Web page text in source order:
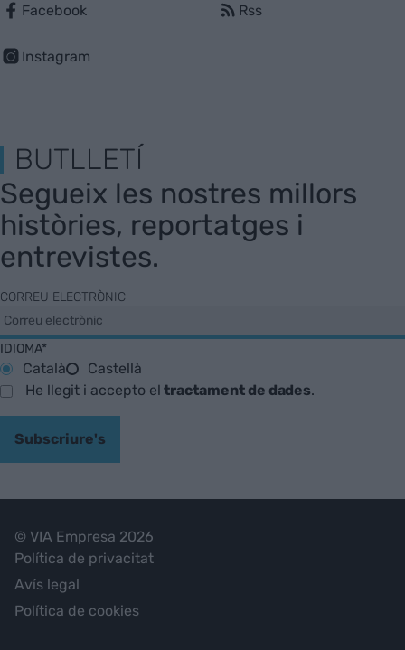
Facebook
Instagram
Rss
BUTLLETÍ
Segueix les nostres millors
històries, reportatges i
entrevistes.
CORREU ELECTRÒNIC
IDIOMA*
Català
Castellà
He llegit i accepto eltractament de dades.
Subscriure's
© VIA Empresa 2026
Política de privacitat
Avís legal
Política de cookies